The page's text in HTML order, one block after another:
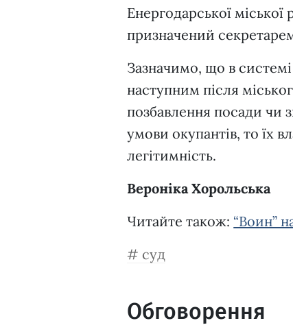
Енергодарської
призначений
Зазначимо, що в
наступним після
позбавлення посади чи
умови окупантів, то їх
легітимність.
Вероніка Хорольська
Читайте також: “Воин”
суд
Обговорення